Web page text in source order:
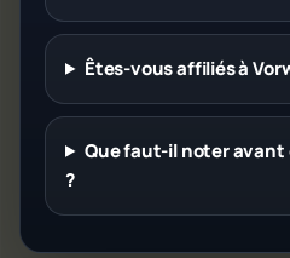
Êtes-vous affiliés à
Que faut-il noter avant
?